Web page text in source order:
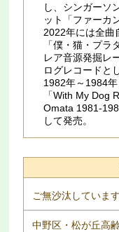
し、シンガーソ
ット「ファーカ
2022年には全曲
「僕・猫・プ
レア音源発掘レ
ログレコードと
1982年～1984
「With My Dog
Omata 1981​-​
して発売。
ご無沙汰しています
中野区・松が丘高